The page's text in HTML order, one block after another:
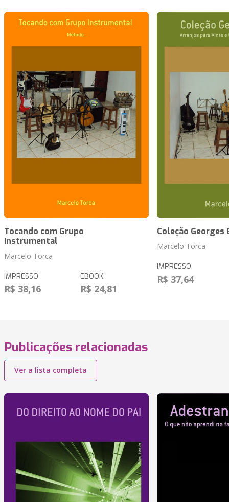
Tocando com Grupo
Instrumental
Marcelo Torca
IMPRESSO
R$ 38,16
EBOOK
R$ 24,81
Coleção Georges
Marcelo Torca
IMPRESSO
R$ 37,64
Publicações relacionadas
Ver a lista completa